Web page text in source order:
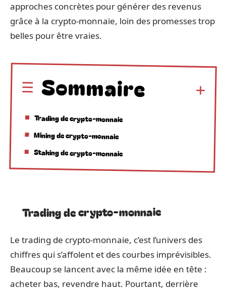
approches concrètes pour générer des revenus
grâce à la crypto-monnaie, loin des promesses trop
belles pour être vraies.
Sommaire
Trading de crypto-monnaie
Mining de crypto-monnaie
Staking de crypto-monnaie
Trading de crypto-monnaie
Le trading de crypto-monnaie, c’est l’univers des
chiffres qui s’affolent et des courbes imprévisibles.
Beaucoup se lancent avec la même idée en tête :
acheter bas, revendre haut. Pourtant, derrière